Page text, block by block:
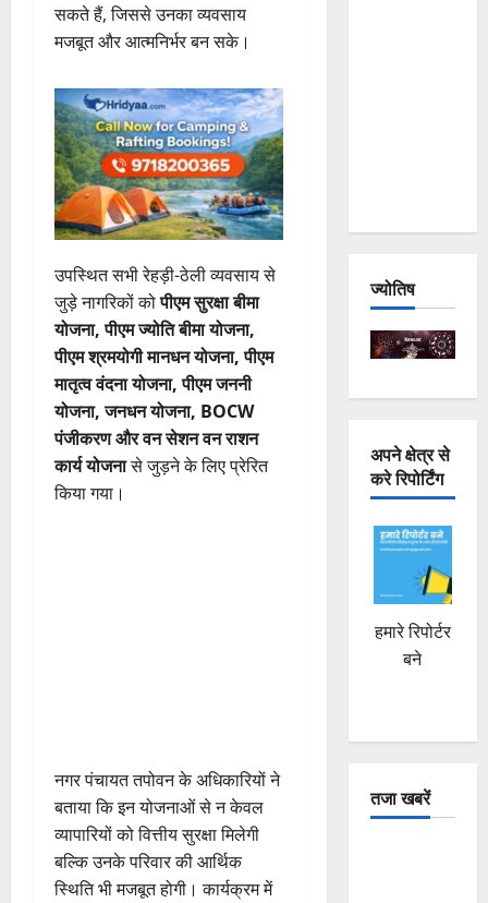
सकते हैं, जिससे उनका व्यवसाय
मजबूत और आत्मनिर्भर बन सके।
उपस्थित सभी रेहड़ी-ठेली व्यवसाय से
जुड़े नागरिकों कोपीएम सुरक्षा बीमा
योजना, पीएम ज्योति बीमा योजना,
पीएम श्रमयोगी मानधन योजना, पीएम
मातृत्व वंदना योजना, पीएम जननी
योजना, जनधन योजना, BOCW
पंजीकरण और वन सेशन वन राशन
कार्य योजनासे जुड़ने के लिए प्रेरित
किया गया।
नगर पंचायत तपोवन के अधिकारियों ने
बताया कि इन योजनाओं से न केवल
व्यापारियों को वित्तीय सुरक्षा मिलेगी
बल्कि उनके परिवार की आर्थिक
स्थिति भी मजबूत होगी। कार्यक्रम में
ज्योतिष
अपने क्षेत्र से
करे रिपोर्टिंग
हमारे रिपोर्टर
बने
तजा खबरें